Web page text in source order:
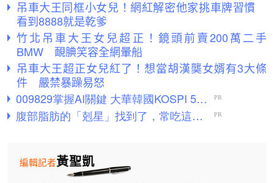
吊車大王同框小女兒！網紅解密他家挑車牌習慣
看到8888就是乾爹
竹北吊車大王女兒超正！鏡頭前賣200萬二手
BMW 靦腆笑容全網暈船
吊車大王超正女兒紅了！想當胡漢龑女婿有3大條
件 嚴禁暴躁易怒
黃聖凱
編輯記者